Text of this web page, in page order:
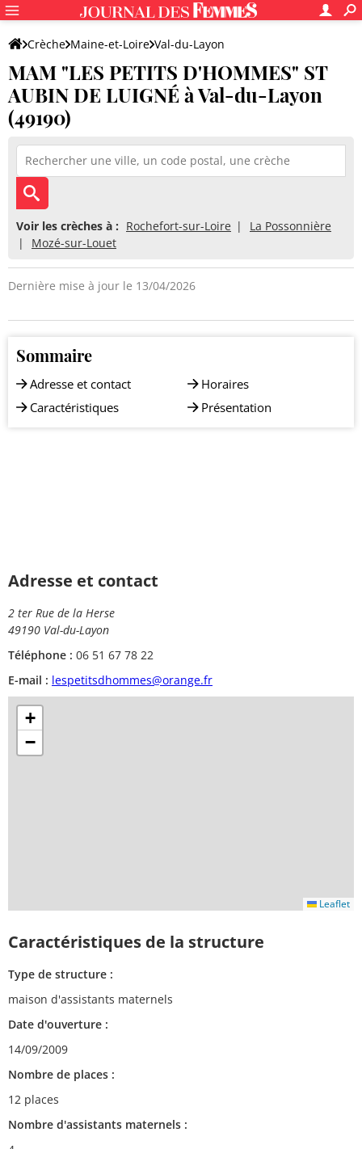
Crèche Maine-et-Loire Val-du-Layon
MAM "LES PETITS D'HOMMES" ST AUBIN DE LUIGNÉ
MAM "LES PETITS D'HOMMES" ST
AUBIN DE LUIGNÉ à Val-du-Layon
(49190)
Voir les crèches à : Rochefort-sur-Loire
La Possonnière
Mozé-sur-Louet
Dernière mise à jour le 13/04/2026
Sommaire
Adresse et contact
Caractéristiques
Horaires
Présentation
Adresse et contact
2 ter Rue de la Herse
49190 Val-du-Layon
Téléphone : 06 51 67 78 22
E-mail : lespetitsdhommes@orange.fr
+
−
Leaflet
Caractéristiques de la structure
Type de structure :
maison d'assistants maternels
Date d'ouverture :
14/09/2009
Nombre de places :
12 places
Nombre d'assistants maternels :